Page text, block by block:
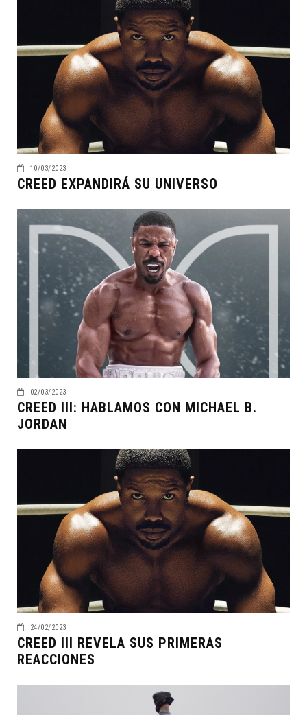
10/03/2023
CREED EXPANDIRÁ SU UNIVERSO
02/03/2023
CREED III: HABLAMOS CON MICHAEL B.
JORDAN
24/02/2023
CREED III REVELA SUS PRIMERAS
REACCIONES